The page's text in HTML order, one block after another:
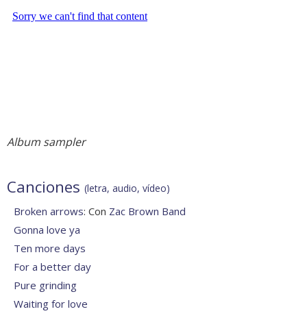
Album sampler
Canciones (letra, audio, vídeo)
Broken arrows: Con Zac Brown Band
Gonna love ya
Ten more days
For a better day
Pure grinding
Waiting for love